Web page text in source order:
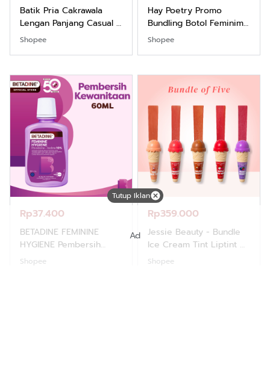
Batik Pria Cakrawala
Lengan Panjang Casual -
Kemeja Batik Pria
Dewasa Lengan Panjang
Nyaman Kemeja Kerja
Santai Slimfit Formal
Shopee
Hay Poetry Promo
Bundling Botol Feminim
Care Perawatan
Keputihan Kewanitaan
Balance dan Aroma
Bubbelgum Vanilla &
Shopee
Rp37.400
BETADINE FEMININE
HYGIENE Pembersih
Kewanitaan 60ml
Shopee
Rp359.000
Jessie Beauty - Bundle
Ice Cream Tint Liptint All
Variant
Shopee
Tutup Iklan
Ad